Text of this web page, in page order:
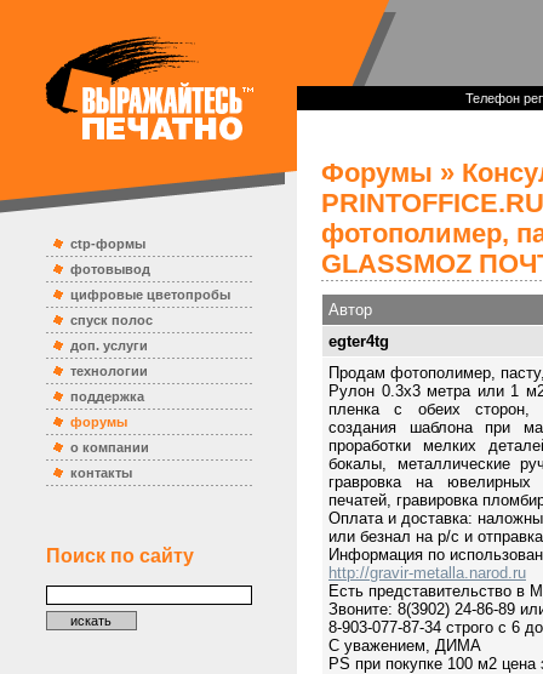
ctp-формы
фотовывод
цифровые цветопробы
спуск полос
доп. услуги
технологии
поддержка
форумы
о компании
контакты
Поиск по сайту
Телефон
Форумы »
PRINTOFFICE.RU
фотополимер,
GLASSMOZ
Автор
egter4tg
Продам фотополимер,
Рулон 0.3x3 метра или 1
пленка с обеих сторон,
создания шаблона при
проработки мелких
бокалы, металлические
гравровка на ювелирных
печатей, гравировка
Оплата и доставка:
или безнал на р/c и
Информация по
http://gravir-metalla.narod.ru
Есть представительство в
Звоните: 8(3902) 24-86-89
8-903-077-87-34 строго с 6
С уважением, ДИМА
PS при покупке 100 м2 цена